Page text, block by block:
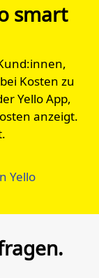
smart
Kosten zu
Yello App,
anzeigt.
Yello